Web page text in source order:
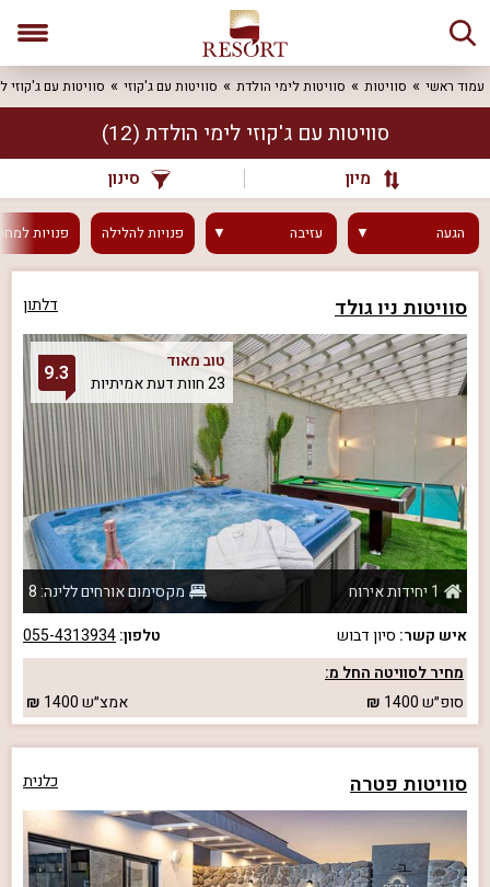
עמוד ראשי סוויטות סוויטות לימי הולדת סוויטות עם ג'קוזי סוויטות עם ג'קוזי
סוויטות עם ג'קוזי לימי הולדת (12)
מיון סינון
הגעה עזיבה פנויותלהלילה פנויות
סוויטות ניו גולד דלתון
טוב מאוד
23 חוות דעת אמיתיות
9.3
1 יחידות אירוח
מקסימום אורחים ללינה: 8
איש קשר: סיון דבוש טלפון:055-4313934
מחיר לסוויטה החל מ:
סופ״ש1400 אמצ״ש1400
סוויטות פטרה כלנית